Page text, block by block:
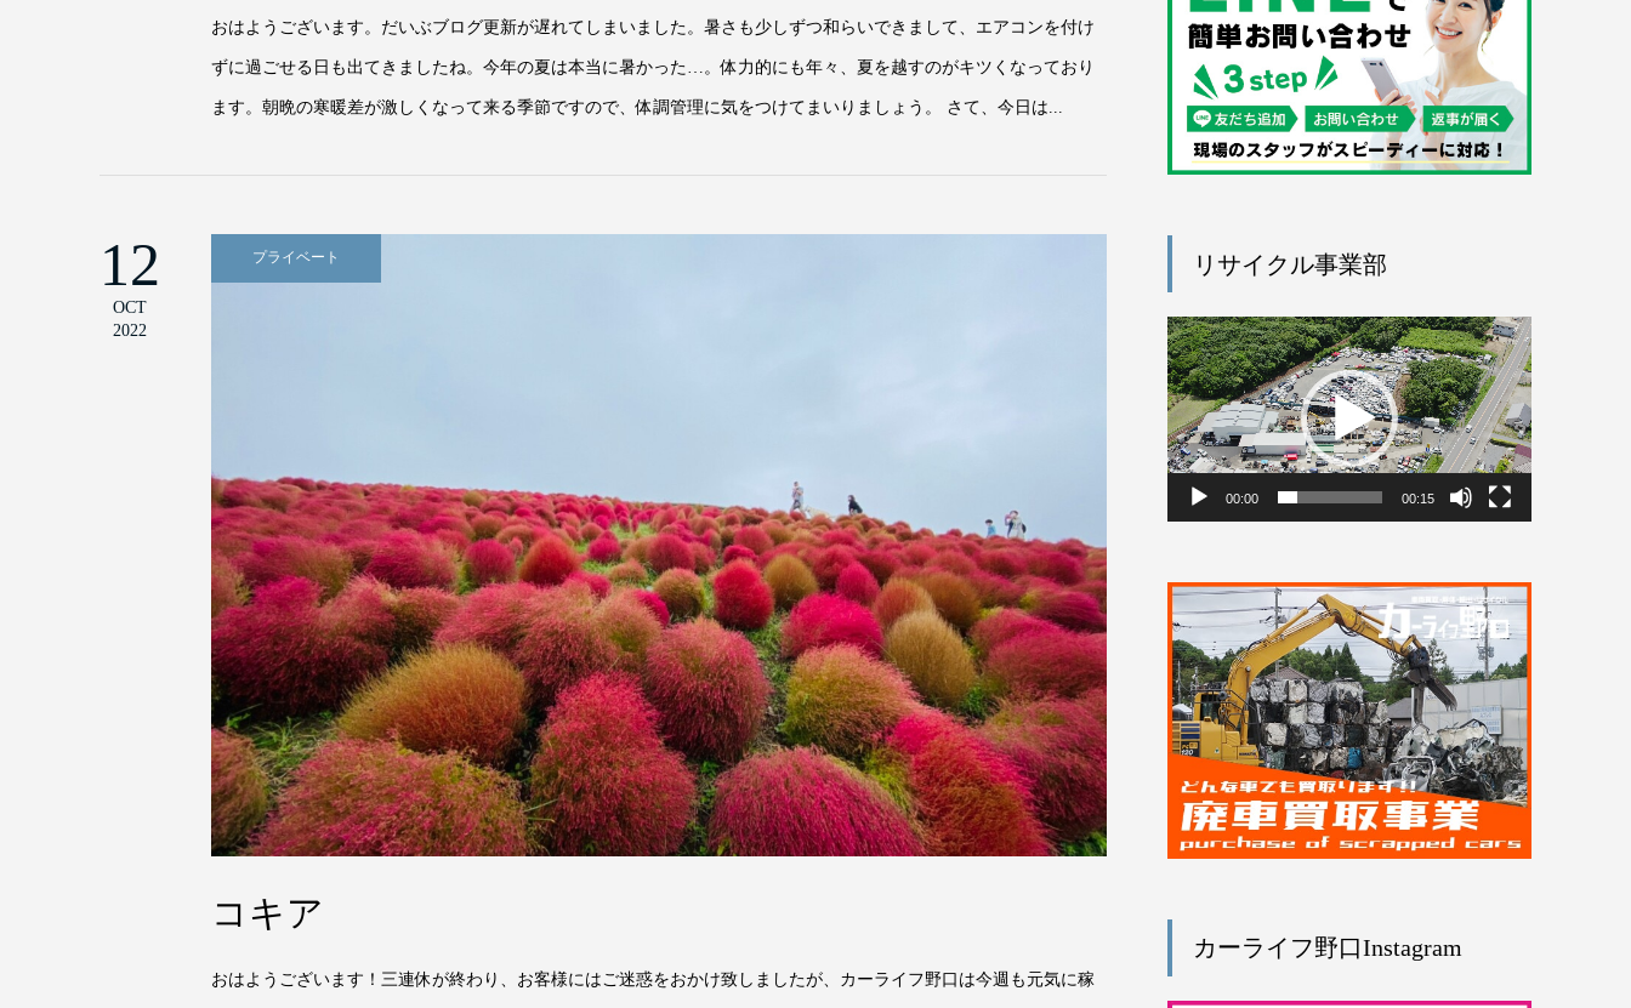
おはようございます。だいぶブログ更新が遅れてしまいました。暑さも少しずつ和らいできまして、エアコンを付け
ずに過ごせる日も出てきましたね。今年の夏は本当に暑かった…。体力的にも年々、夏を越すのがキツくなっており
ます。朝晩の寒暖差が激しくなって来る季節ですので、体調管理に気をつけてまいりましょう。 さて、今日は...
12
OCT
2022
プライベート
コキア
おはようございます！三連休が終わり、お客様にはご迷惑をおかけ致しましたが、カーライフ野口は今週も元気に稼
リサイクル事業部
動
画
プ
レ
ー
ヤ
00:00 00:15
カーライフ野口Instagram